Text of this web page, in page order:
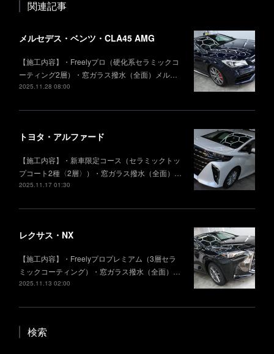
関連記事
メルセデス・ベンツ・CLA45 AMG
【施工内容】・Freelyプロ（硬化系セラミックコ
ーティング2層）・窓ガラス撥水（全面）メル…
2025.11.28 08:00
トヨタ・アルファード
【施工内容】・新車限定コース（セラミックトッ
プコート2種〈2層〉）・窓ガラス撥水（全面）…
2025.11.17 01:30
レクサス・NX
【施工内容】・Freelyプロプレミアム（3層セラ
ミックコーティング）・窓ガラス撥水（全面）…
2025.11.13 02:00
検索